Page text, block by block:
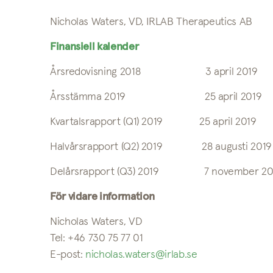
Nicholas Waters, VD, IRLAB Therapeutics AB
Finansiell kalender
Årsredovisning 2018 3 april 2019
Årsstämma 2019 25 april 2019
Kvartalsrapport (Q1) 2019 25 april 2019
Halvårsrapport (Q2) 2019 28 augusti 2019
Delårsrapport (Q3) 2019 7 november
För vidare information
Nicholas Waters, VD
Tel: +46 730 75 77 01
E-post: nicholas.waters@irlab.se